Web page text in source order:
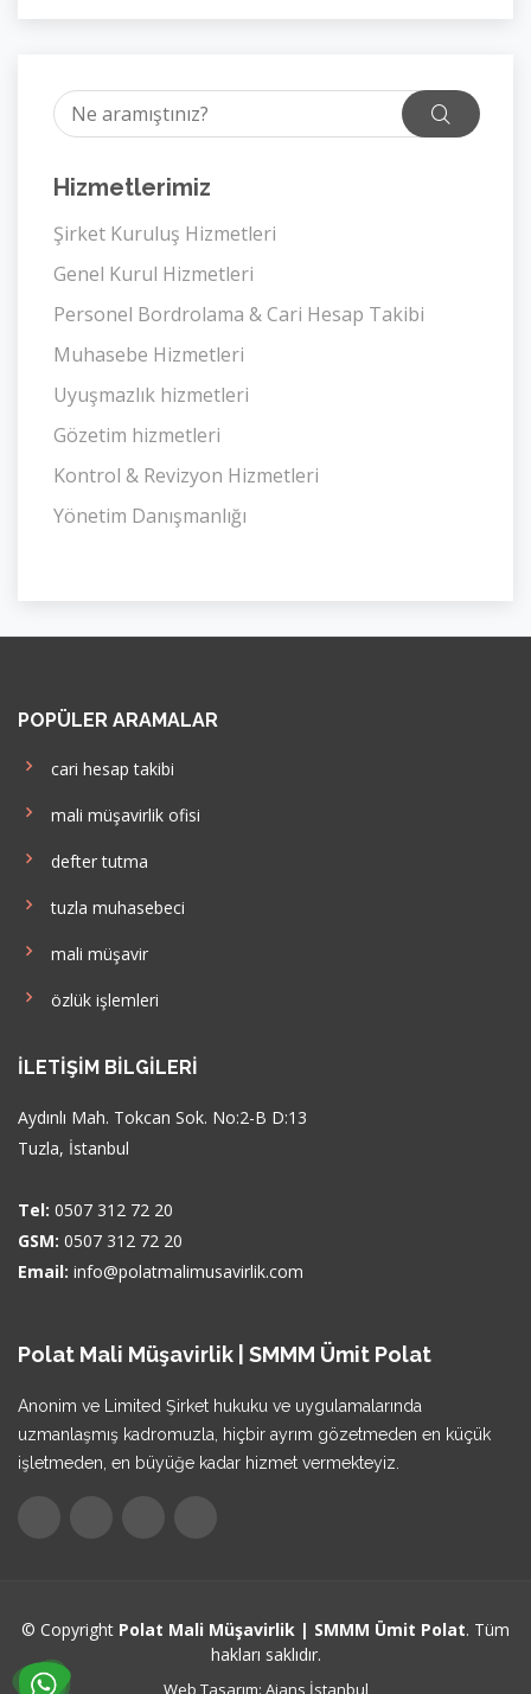
Hizmetlerimiz
Şirket Kuruluş Hizmetleri
Genel Kurul Hizmetleri
Personel Bordrolama & Cari Hesap Takibi
Muhasebe Hizmetleri
Uyuşmazlık hizmetleri
Gözetim hizmetleri
Kontrol & Revizyon Hizmetleri
Yönetim Danışmanlığı
POPÜLER ARAMALAR
cari hesap takibi
mali müşavirlik ofisi
defter tutma
tuzla muhasebeci
mali müşavir
özlük işlemleri
İLETIŞIM BILGILERI
Aydınlı Mah. Tokcan Sok. No:2-B D:13
Tuzla, İstanbul
Tel: 0507 312 72 20
GSM: 0507 312 72 20
Email: info@polatmalimusavirlik.com
Polat Mali Müşavirlik | SMMM Ümit Polat
Anonim ve Limited Şirket hukuku ve uygulamalarında
uzmanlaşmış kadromuzla, hiçbir ayrım gözetmeden en küçük
işletmeden, en büyüğe kadar hizmet vermekteyiz.
© Copyright Polat Mali Müşavirlik | SMMM Ümit Polat. Tüm
hakları saklıdır.
Web Tasarım: Ajans İstanbul